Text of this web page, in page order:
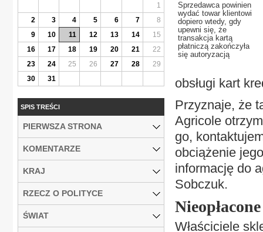
Sprzedawca powinien
wydać towar klientowi
dopiero wtedy, gdy
upewni się, że
transakcja kartą
płatniczą zakończyła
się autoryzacją
obsługi kart
Przyznaje, że
Agricole
go,
obciążenie
informację do
Sobczuk.
Właściciele
1
2
3 4 5 6 7
8
9
10 11 12 13 14
15
16
17 18 19 20 21
22
23
24 25 26 27 28
29
30
31
SPIS TREŚCI
PIERWSZA STRONA
KOMENTARZE
KRAJ
RZECZ O POLITYCE
ŚWIAT